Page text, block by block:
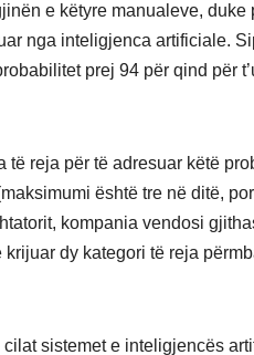
e këtyre manualeve,
nga inteligjenca artificiale.
prej 94 për qind për
të reja për të adresuar këtë
është tre në ditë,
kompania vendosi
dy kategori të reja
sistemet e inteligjencës